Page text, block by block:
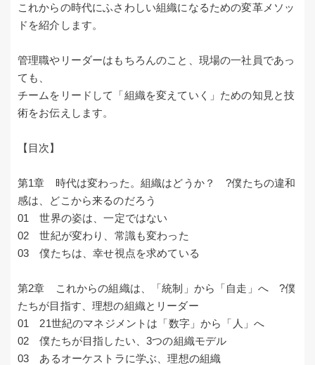
これからの時代にふさわしい組織になるための変革メソッ
ドを紹介します。
管理職やリーダーはもちろんのこと、現場の一社員であっ
ても、
チームをリードして「組織を変えていく」ための知見と技
術をお伝えします。
【目次】
第1章 時代は変わった。組織はどうか？ ?僕たちの違和
感は、どこから来るのだろう
01 世界の姿は、一定ではない
02 世紀が変わり、常識も変わった
03 僕たちは、幸せ視点を求めている
第2章 これからの組織は、「統制」から「自走」へ ?僕
たちが目指す、理想の組織とリーダー
01 21世紀のマネジメントは「数字」から「人」へ
02 僕たちが目指したい、3つの組織モデル
03 あるオーケストラに学ぶ、理想の組織